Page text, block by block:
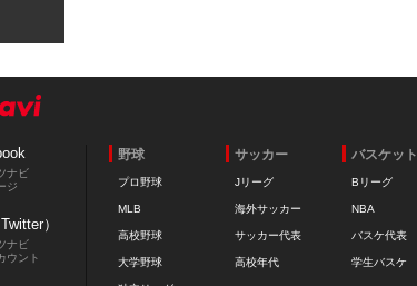
ナビ
ジ
）
ナビ
ウント
野球
プロ野球
MLB
高校野球
大学野球
サッカー
Jリーグ
海外サッカー
サッカー代表
高校年代
バスケット
Bリーグ
NBA
バスケ代表
学生バスケ